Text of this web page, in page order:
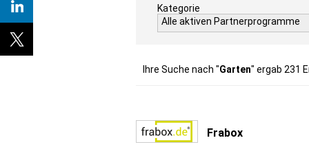
Kategorie
Alle aktiven Partnerprogramme
Ihre Suche nach "Garten" ergab 231
Frabox